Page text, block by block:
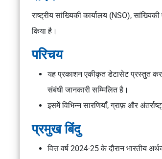
राष्ट्रीय सांख्यिकी कार्यालय (NSO),
किया है।
परिचय
यह प्रकाशन एकीकृत डेटासेट प्रस्तुत
संबंधी जानकारी सम्मिलित है।
इसमें विभिन्न सारणियाँ, ग्राफ़ और
प्रमुख बिंदु
वित्त वर्ष 2024-25 के दौरान भारतीय